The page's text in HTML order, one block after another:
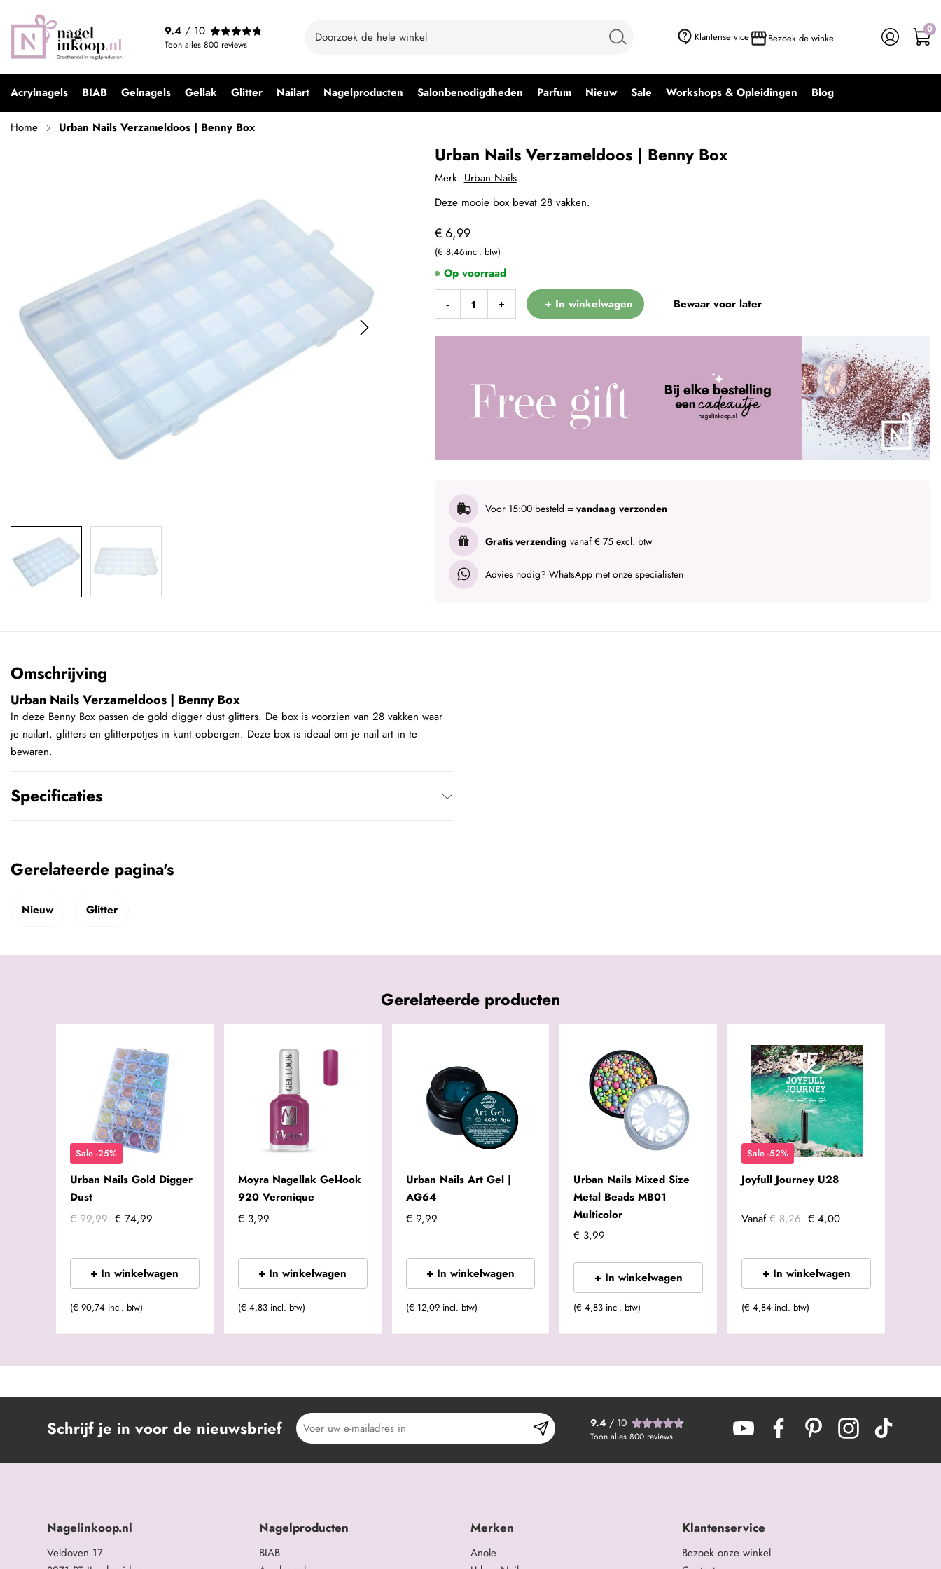
Klantenservice Bezoek de winkel
9.4 / 10
Toon alles 800 reviews
0
Acrylnagels BIAB Gelnagels Gellak Glitter Nailart Nagelproducten Salonbenodigdheden Parfum Nieuw Sale Workshops & Opleidingen Blog
Home Urban Nails Verzameldoos | Benny Box
Urban Nails Verzameldoos | Benny Box
€ 6,99
€ 8,46
Urban Nails Verzameldoos | Benny Box
€ 6,99
+ In winkelwagen
- + + In winkelwagen Bewaar voor later
Merk: Urban Nails
Voor 15:00 besteld = vandaag verzonden
Gratis verzending vanaf € 75 excl. btw
Advies nodig? WhatsApp met onze specialisten
Op voorraad
Deze mooie box bevat 28 vakken.
Omschrijving
Urban Nails Verzameldoos | Benny Box
In deze Benny Box passen de gold digger dust glitters. De box is voorzien van 28 vakken waar
je nailart, glitters en glitterpotjes in kunt opbergen. Deze box is ideaal om je nail art in te
bewaren.
Specificaties
Gerelateerde pagina's
Nieuw Glitter
Gerelateerde producten
Sale -25%
Urban Nails Gold Digger
Dust
€ 99,99 € 74,99
+ In winkelwagen
(€ 90,74 incl. btw)
Moyra Nagellak Gel-look
920 Veronique
€ 3,99
+ In winkelwagen
(€ 4,83 incl. btw)
Urban Nails Art Gel |
AG64
€ 9,99
+ In winkelwagen
(€ 12,09 incl. btw)
Urban Nails Mixed Size
Metal Beads MB01
Multicolor
€ 3,99
+ In winkelwagen
(€ 4,83 incl. btw)
Sale -52%
Joyfull Journey U28
Vanaf € 8,26 € 4,00
+ In winkelwagen
(€ 4,84 incl. btw)
Schrijf je in voor de nieuwsbrief 9.4/ 10
Toon alles 800 reviews
Nagelinkoop.nl
Veldoven 17
Nagelproducten
BIAB
Merken
Anole
Klantenservice
Bezoek onze winkel